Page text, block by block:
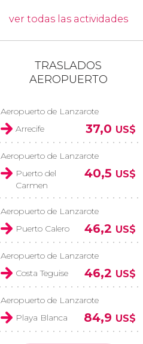
ver todas las actividades
TRASLADOS
AEROPUERTO
Aeropuerto de Lanzarote
Arrecife
37,0 US$
Aeropuerto de Lanzarote
Puerto del
Carmen
40,5 US$
Aeropuerto de Lanzarote
Puerto Calero
46,2 US$
Aeropuerto de Lanzarote
Costa Teguise
46,2 US$
Aeropuerto de Lanzarote
Playa Blanca
84,9 US$